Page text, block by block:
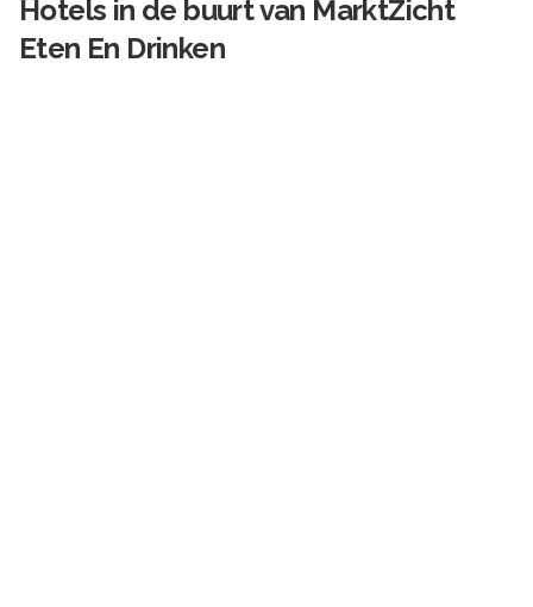
Hotels in de buurt van MarktZicht
Eten En Drinken